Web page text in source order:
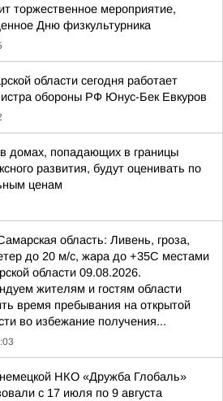
торжественное мероприятие,
Дню физкультурника
области сегодня работает
обороны РФ Юнус-Бек Евкуров
домах, попадающих в границы
развития, будут оценивать по
ценам
область: Ливень, гроза,
до 20 м/с, жара до +35С местами
области 09.08.2026.
жителям и гостям области
время пребывания на открытой
во избежание получения...
НКО «Дружба Глобаль»
с 17 июля по 9 августа